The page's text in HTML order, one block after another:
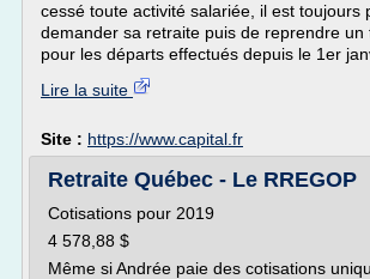
cessé toute activité salariée, il est toujours
demander sa retraite puis de reprendre un
pour les départs effectués depuis le 1er
Lire la suite
Site : https://www.capital.fr
Retraite Québec - Le RREGOP
Cotisations pour 2019
4 578,88 $
Même si Andrée paie des cotisations